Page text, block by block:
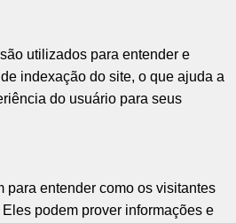
utilizados para entender e
indexação do site, o que ajuda a
do usuário para seus
para entender como os visitantes
podem prover informações e